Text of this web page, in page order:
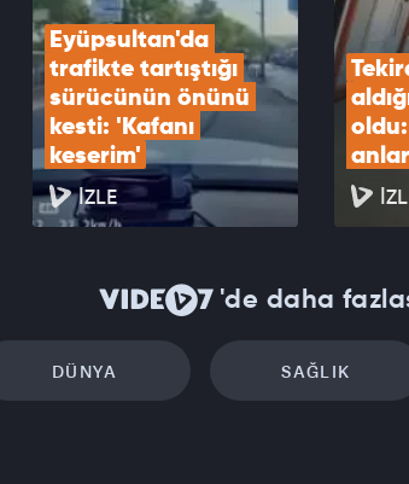
Eyüpsultan'da
trafikte tartıştığı
sürücünün önünü
kesti: 'Kafanı
keserim'
İZLE
'de daha
DÜNYA SAĞLIK